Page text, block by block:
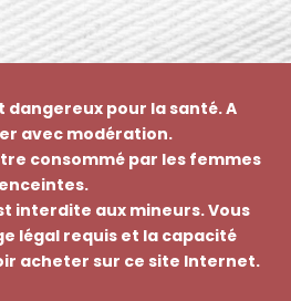
dangereux pour la santé. A
avec modération.
consommé par les femmes
enceintes.
interdite aux mineurs. Vous
légal requis et la capacité
acheter sur ce site Internet.